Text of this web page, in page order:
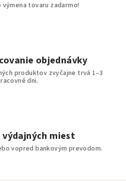
tovaru zadarmo!
objednávky
produktov zvyčajne trvá 1–3
dni.
výdajných miest
vopred bankovým prevodom.